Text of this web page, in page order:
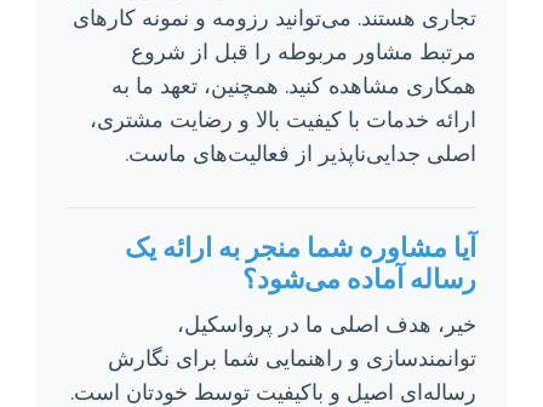
تجاری هستند. می‌توانید رزومه و نمونه کارهای
مرتبط مشاور مربوطه را قبل از شروع
همکاری مشاهده کنید. همچنین، تعهد ما به
ارائه خدمات با کیفیت بالا و رضایت مشتری،
اصلی جدایی‌ناپذیر از فعالیت‌های ماست.
آیا مشاوره شما منجر به ارائه یک
رساله آماده می‌شود؟
خیر، هدف اصلی ما در پرواسکیل،
توانمندسازی و راهنمایی شما برای نگارش
رساله‌ای اصیل و باکیفیت توسط خودتان است.